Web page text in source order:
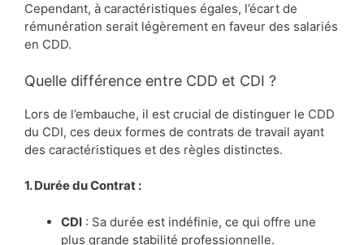
Cependant, à caractéristiques égales, l’écart de
rémunération serait légèrement en faveur des salariés
en CDD.
Quelle différence entre CDD et CDI ?
Lors de l’embauche, il est crucial de distinguer le CDD
du CDI, ces deux formes de contrats de travail ayant
des caractéristiques et des règles distinctes.
1. Durée du Contrat :
CDI : Sa durée est indéfinie, ce qui offre une
plus grande stabilité professionnelle.